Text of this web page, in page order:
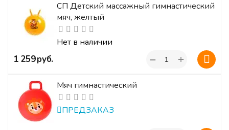
СП Детский массажный гимнастический
мяч, желтый
Нет в наличии
‍1 259‍руб. +
−
Мяч гимнастический
ПРЕДЗАКАЗ